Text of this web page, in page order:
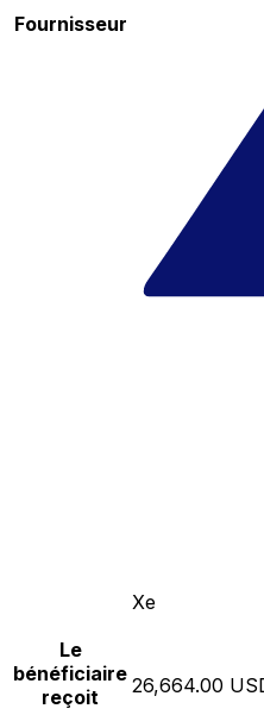
Fournisseur
Xe
Le
bénéficiaire
reçoit
26,664.00